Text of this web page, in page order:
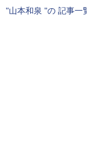
"山本和泉 "の 記事一